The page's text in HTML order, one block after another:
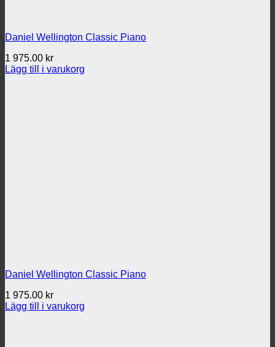
Daniel Wellington Classic Piano
1 975.00 kr
Lägg till i varukorg
Daniel Wellington Classic Piano
1 975.00 kr
Lägg till i varukorg